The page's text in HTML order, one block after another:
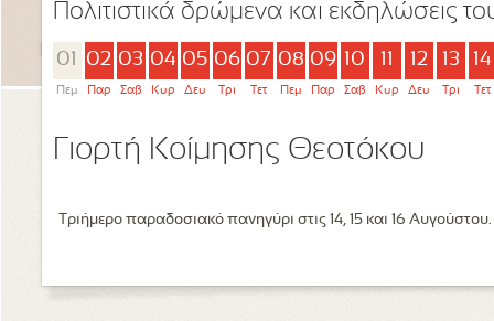
Πολιτιστικά δρώμενα και εκδηλώσεις
01
Πεμ
02
Παρ
03
Σαβ
04
Κυρ
05
Δευ
06
Τρι
07
Τετ
08
Πεμ
09
Παρ
10
Σαβ Κυρ
12
Δευ
13
Τρι
14
Τετ
Γιορτή Κοίμησης Θεοτόκου
Τριήμερο παραδοσιακό πανηγύρι στις 14, 15 και 16 Αυγούστου.